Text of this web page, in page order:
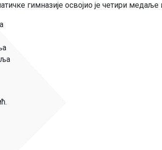
гимназије освојио је четири медаље